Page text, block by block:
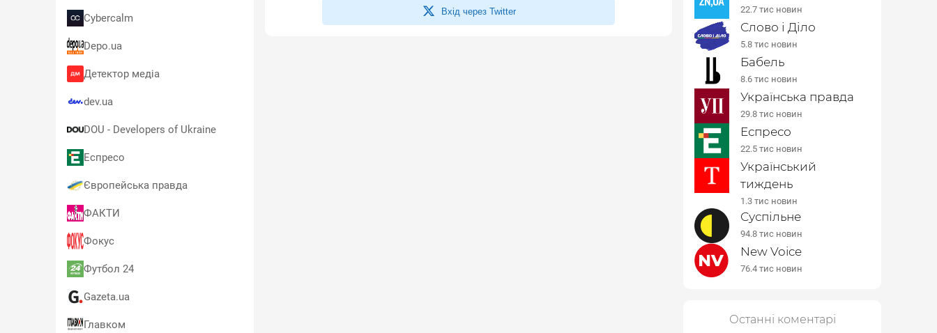
Cybercalm
Depo.ua
Детектор медіа
dev.ua
DOU - Developers of Ukraine
Еспресо
Європейська правда
ФАКТИ
Фокус
Футбол 24
Gazeta.ua
Главком
Вхід через Twitter 22.7 тис новин
Слово і Діло
5.8 тис новин
Бабель
8.6 тис новин
Українська правда
29.8 тис новин
Еспресо
22.5 тис новин
Український
тиждень
1.3 тис новин
Суспільне
94.8 тис новин
New Voice
76.4 тис новин
Останні коментарі